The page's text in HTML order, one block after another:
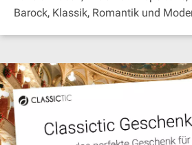
Barock, Klassik, Romantik und